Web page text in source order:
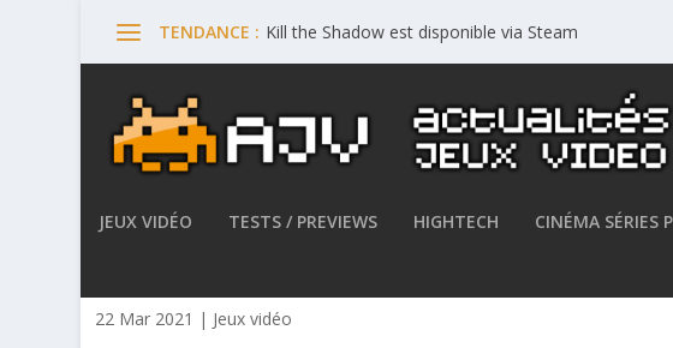
TENDANCE : Kill the Shadow est disponible via Steam
JEUX VIDÉO TESTS / PREVIEWS HIGHTECH CINÉMA SÉRIES
22 Mar 2021 | Jeux vidéo